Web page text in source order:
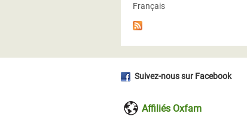
Français
Suivez-nous sur Facebook
Affiliés Oxfam